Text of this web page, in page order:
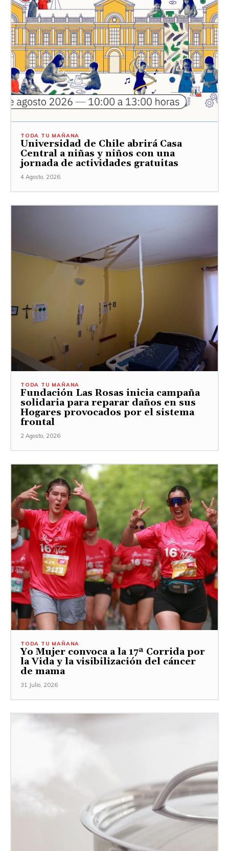
TODA TU MAÑANA
Universidad de Chile abrirá Casa
Central a niñas y niños con una
jornada de actividades gratuitas
4 Agosto, 2026
TODA TU MAÑANA
Fundación Las Rosas inicia campaña
solidaria para reparar daños en sus
Hogares provocados por el sistema
frontal
2 Agosto, 2026
TODA TU MAÑANA
Yo Mujer convoca a la 17ª Corrida por
la Vida y la visibilización del cáncer
de mama
31 Julio, 2026